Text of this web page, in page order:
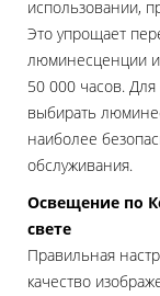
использовании,
Это упрощает
люминесценции и
50 000 часов. Для
выбирать
наиболее
обслуживания.
Освещение по
свете
Правильная
качество